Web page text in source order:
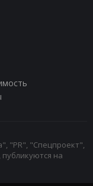
"PR", "Спецпроект",
на